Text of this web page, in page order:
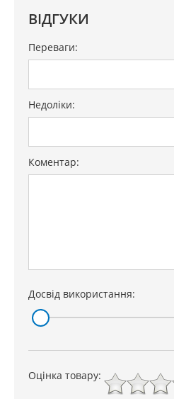
ВІДГУКИ
Переваги:
Недоліки:
Коментар:
Досвід використання:
Оцінка товару: